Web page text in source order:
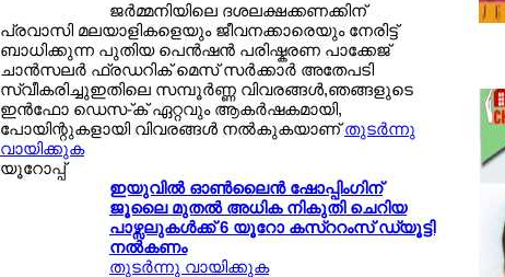
ജര്‍മ്മനിയിലെ ദശലക്ഷക്കണക്കിന്
പ്രവാസി മലയാളികളെയും ജീവനക്കാരെയും നേരിട്ട്
ബാധിക്കുന്ന പുതിയ പെന്‍ഷന്‍ പരിഷ്കരണ പാക്കേജ്
ചാന്‍സലര്‍ ഫ്രഡറിക് മെസ് സര്‍ക്കാര്‍ അതേപടി
സ്വീകരിച്ചുഇതിലെ സമ്പൂര്‍ണ്ണ വിവരങ്ങള്‍,ഞങ്ങളുടെ
ഇന്‍ഫോ ഡെസ-്ക് ഏറ്റവും ആകര്‍ഷകമായി,
പോയിന്റുകളായി വിവരങ്ങള്‍ നല്‍കുകയാണ്തുടര്‍ന്നു
വായിക്കുക
യൂറോപ്പ്
ഇയുവില്‍ ഓണ്‍ലൈന്‍ ഷോപ്പിംഗിന്
ജൂലൈ മുതല്‍ അധിക നികുതി ചെറിയ
പാഴ്സലുകള്‍ക്ക് 6 യൂറോ കസ്ററംസ് ഡ്യൂട്ടി
നല്‍കണം
തുടര്‍ന്നു വായിക്കുക